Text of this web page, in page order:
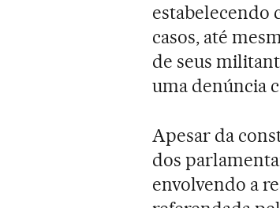
estabelecendo
casos, até
de seus
uma denúncia
Apesar da
dos
envolvendo a